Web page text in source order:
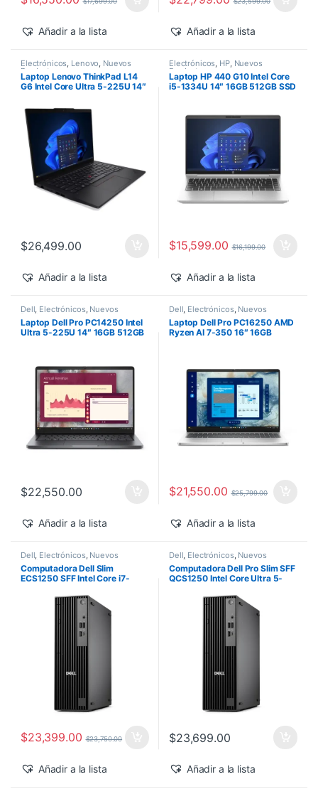
Añadir a la lista Añadir a la lista
Electrónicos, Lenovo, Nuevos
Productos
Laptop Lenovo ThinkPad L14
G6 Intel Core Ultra 5-225U 14″
Pro
$26,499.00
Añadir a la lista
Electrónicos, HP, Nuevos
Productos
Laptop HP 440 G10 Intel Core
i5-1334U 14″ 16GB 512GB SSD
$15,599.00 $16,199.00
Añadir a la lista
Dell, Electrónicos, Nuevos
Productos
Laptop Dell Pro PC14250 Intel
Ultra 5-225U 14″ 16GB 512GB
$22,550.00
Añadir a la lista
Dell, Electrónicos, Nuevos
Productos
Laptop Dell Pro PC16250 AMD
Ryzen AI 7-350 16″ 16GB
$21,550.00 $25,799.00
Añadir a la lista
Dell Electrónicos, Nuevos
Productos
Computadora Dell Slim
ECS1250 SFF Intel Core i7-
Windows 11 Pro
$23,399.00 $23,750.00
Añadir a la lista
Dell Electrónicos, Nuevos
Productos
Computadora Dell Pro Slim SFF
QCS1250 Intel Core Ultra 5-
Windows 11 Pro
$23,699.00
Añadir a la lista